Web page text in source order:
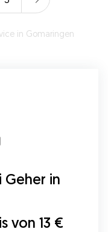
in Gomaringen
Geher in
von 13 €